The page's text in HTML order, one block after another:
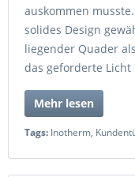
auskommen
solides Design
liegender Quader
das geforderte
Mehr lesen
Tags: Inotherm,